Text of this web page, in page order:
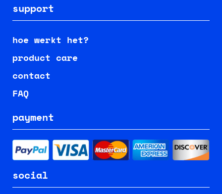
support
hoe werkt het?
product care
contact
FAQ
payment
social